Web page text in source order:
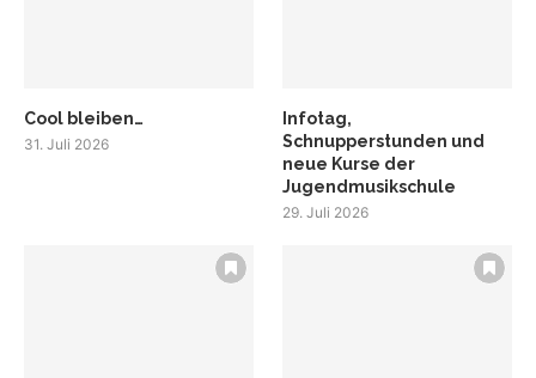
Cool bleiben…
31. Juli 2026
Infotag,
Schnupperstunden und
neue Kurse der
Jugendmusikschule
29. Juli 2026